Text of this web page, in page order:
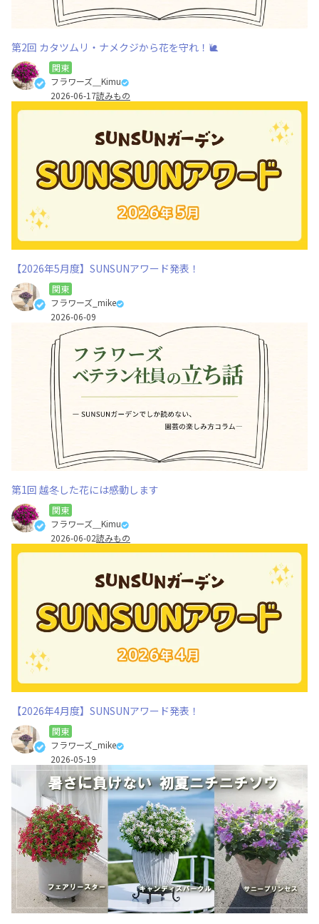
第2回 カタツムリ・ナメクジから花を守れ！🐌
関東
フラワーズ＿Kimu
2026-06-17読みもの
【2026年5月度】SUNSUNアワード発表！
関東
フラワーズ_mike
2026-06-09
第1回 越冬した花には感動します
関東
フラワーズ＿Kimu
2026-06-02読みもの
【2026年4月度】SUNSUNアワード発表！
関東
フラワーズ_mike
2026-05-19